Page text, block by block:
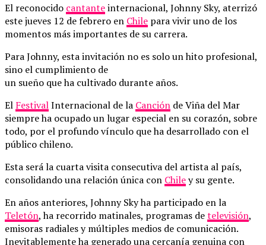
El reconocido cantanteinternacional, Johnny Sky, aterrizó
este jueves 12 de febrero en Chile para vivir uno de los
momentos más importantes de su carrera.
Para Johnny, esta invitación no es solo un hito profesional,
sino el cumplimiento de
un sueño que ha cultivado durante años.
El FestivalInternacional de la Canción de Viña del Mar
siempre ha ocupado un lugar especial en su corazón, sobre
todo, por el profundo vínculo que ha desarrollado con el
público chileno.
Esta será la cuarta visita consecutiva del artista al país,
consolidando una relación única con Chiley su gente.
En años anteriores, Johnny Sky ha participado en la
Teletón, ha recorrido matinales, programas detelevisión,
emisoras radiales y múltiples medios de comunicación.
Inevitablemente ha generado una cercanía genuina con